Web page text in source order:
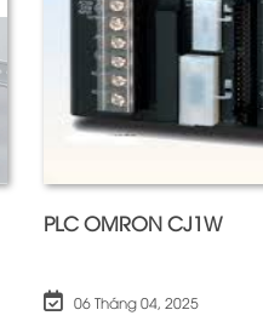
PLC OMRON CJ1W
06 Tháng 04, 2025